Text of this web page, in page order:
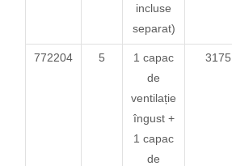
incluse
separat)
772204 5
1 capac
de
ventilație
îngust +
1 capac
de
3175